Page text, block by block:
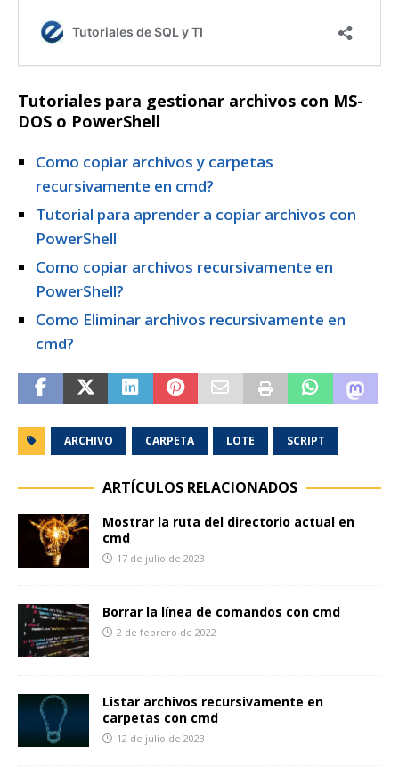
Tutoriales para gestionar archivos con MS-
DOS o PowerShell
Como copiar archivos y carpetas
recursivamente en cmd?
Tutorial para aprender a copiar archivos con
PowerShell
Como copiar archivos recursivamente en
PowerShell?
Como Eliminar archivos recursivamente en
cmd?
ARCHIVO CARPETA LOTE SCRIPT
ARTÍCULOS RELACIONADOS
Mostrar la ruta del directorio actual en
cmd
17 de julio de 2023
Borrar la línea de comandos con cmd
2 de febrero de 2022
Listar archivos recursivamente en
carpetas con cmd
12 de julio de 2023